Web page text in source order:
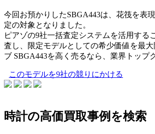
今回お預かりしたSBGA443は、花筏を表
定の対象となりました。
ピアゾの9社一括査定システムを活用す
査し、限定モデルとしての希少価値を最
ブ SBGA443を高く売るなら、業界トップ
このモデルを9社の競りにかける
時計の高価買取事例を検索